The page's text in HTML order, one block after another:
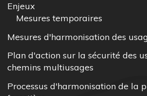
Enjeux
Mesures temporaires
Mesures d'harmonisation des
Plan d'action sur la sécurité des
chemins multiusages
Processus d'harmonisation de la